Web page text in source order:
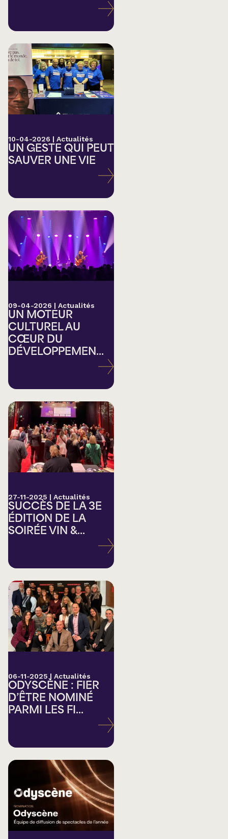
10-04-2026 | Actualités
UN GESTE QUI PEUT
SAUVER UNE VIE
09-04-2026 | Actualités
UN MOTEUR
CULTUREL AU
CŒUR DU
DÉVELOPPEMEN...
27-11-2025 | Actualités
SUCCÈS DE LA 3E
ÉDITION DE LA
SOIRÉE VIN &...
06-11-2025 | Actualités
ODYSCÈNE : FIER
D’ÊTRE NOMINÉ
PARMI LES FI...